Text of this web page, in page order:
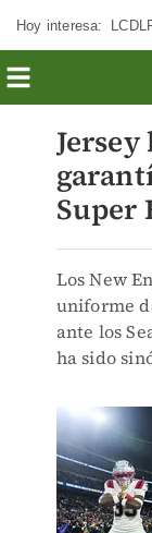
Hoy interesa:
Super
Los New
uniforme
ante los
ha sido